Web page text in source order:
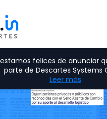
estamos felices de anunciar
parte de Descartes Systems
Leer más